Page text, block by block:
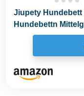
Jiupety
Hundebettn